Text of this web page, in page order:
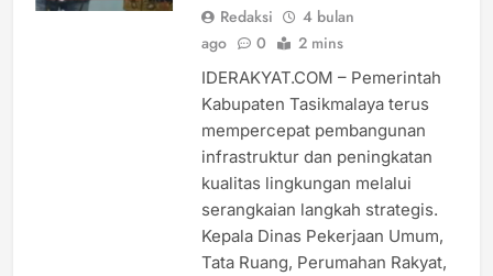
Redaksi
4 bulan
ago
0 2 mins
IDERAKYAT.COM – Pemerintah
Kabupaten Tasikmalaya terus
mempercepat pembangunan
infrastruktur dan peningkatan
kualitas lingkungan melalui
serangkaian langkah strategis.
Kepala Dinas Pekerjaan Umum,
Tata Ruang, Perumahan Rakyat,